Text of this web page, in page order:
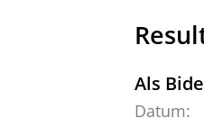
Als
Datum: